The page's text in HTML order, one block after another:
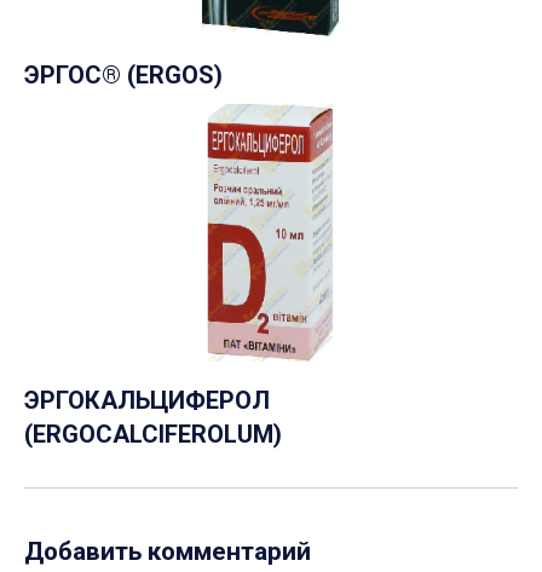
ЭРГОС® (ERGOS)
ЭРГОКАЛЬЦИФЕРОЛ
(ERGOCALCIFEROLUM)
Добавить комментарий